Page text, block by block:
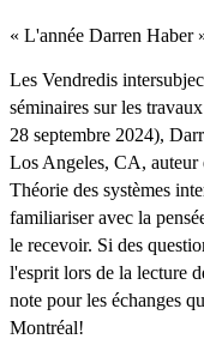
« L'année Darren Haber
Les Vendredis
séminaires sur les
28 septembre 2024),
Los Angeles, CA, auteur
Théorie des systèmes
familiariser avec la
le recevoir. Si des
l'esprit lors de la lecture
note pour les échanges
Montréal!